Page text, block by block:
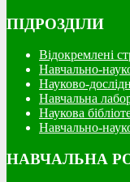
ПІДРОЗДІЛИ
Відокремлені
Навчально-
Науково-
Навчальна
Наукова
Навчально-
НАВЧАЛЬНА